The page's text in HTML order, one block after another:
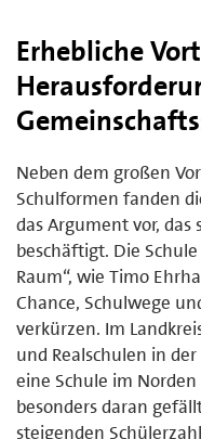
Erhebliche
Neben dem großen
Schulformen fanden
das Argument vor, das
beschäftigt. Die
Raum“, wie Timo
Chance, Schulwege
verkürzen. Im
und Realschulen in
eine Schule im
besonders daran
steigenden